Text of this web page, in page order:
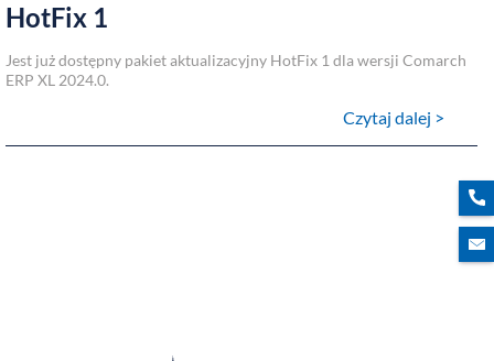
HotFix 1
Jest już dostępny pakiet aktualizacyjny HotFix 1 dla wersji Comarch
ERP XL 2024.0.
Czytaj dalej >